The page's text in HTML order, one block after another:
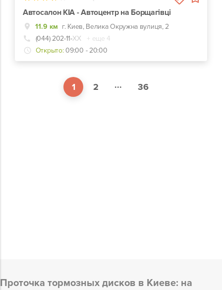
Автосалон KIA - Автоцентр на Борщагівці
11.9 км г. Киев, Велика Окружна вулиця, 2
(044) 202-11-ХХ
+ еще 4
Открыто: 09:00 - 20:00
1 2 ... 36
Проточка тормозных дисков в Киеве: на